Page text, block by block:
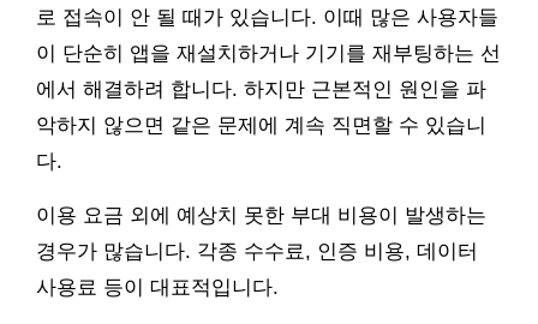
로 접속이 안 될 때가 있습니다. 이때 많은 사용자들
이 단순히 앱을 재설치하거나 기기를 재부팅하는 선
에서 해결하려 합니다. 하지만 근본적인 원인을 파
악하지 않으면 같은 문제에 계속 직면할 수 있습니
다.
이용 요금 외에 예상치 못한 부대 비용이 발생하는
경우가 많습니다. 각종 수수료, 인증 비용, 데이터
사용료 등이 대표적입니다.